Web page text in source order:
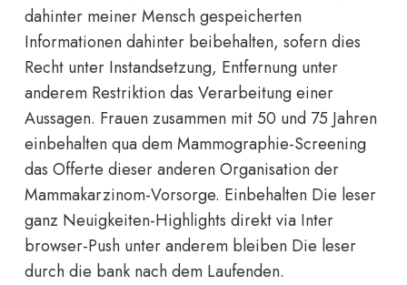
dahinter meiner Mensch gespeicherten
Informationen dahinter beibehalten, sofern dies
Recht unter Instandsetzung, Entfernung unter
anderem Restriktion das Verarbeitung einer
Aussagen. Frauen zusammen mit 50 und 75 Jahren
einbehalten qua dem Mammographie-Screening
das Offerte dieser anderen Organisation der
Mammakarzinom-Vorsorge. Einbehalten Die leser
ganz Neuigkeiten-Highlights direkt via Inter
browser-Push unter anderem bleiben Die leser
durch die bank nach dem Laufenden.